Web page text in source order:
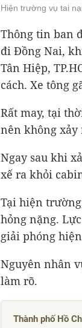
Hiện trường vụ tai
Thông tin ban
đi Đồng Nai,
Tân Hiệp,
cách. Xe tông
Rất may, tại
nên không xảy
Ngay sau khi
xế ra khỏi
Tại hiện
hỏng nặng.
giải phóng
Nguyên nhân
làm rõ.
Thành phố Hồ